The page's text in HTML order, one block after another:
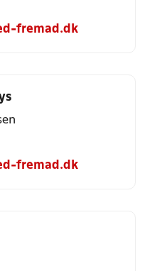
fremad.dk
fremad.dk